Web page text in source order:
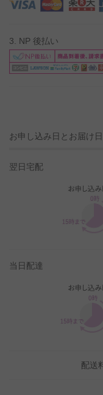
3. NP 後払い
お申し込み日とお届け
翌日宅配
当日配達
配送